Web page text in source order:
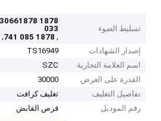
تسليط الضوء
033
,
1878 085 741
,
إصدار الشهادات
TS16949
اسم العلامة التجارية
SZC
القدرة على العرض
30000
تفاصيل التغليف
تغليف كرافت
رقم الموديل
قرص القابض